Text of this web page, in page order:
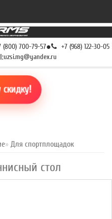
(800) 700-79-57● +7 (968) 122-30-05
uzsi.mg@yandex.ru
скидку!
Для спортплощадок
стол